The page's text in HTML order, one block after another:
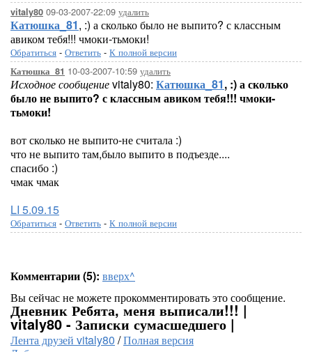
vitaly80 09-03-2007-22:09 удалить
Катюшка_81, :) а сколько было не выпито? с классным
авиком тебя!!! чмоки-тьмоки!
Обратиться - Ответить - К полной версии
Катюшка_81 10-03-2007-10:59 удалить
Исходное сообщениеvitaly80: Катюшка_81, :) а сколько
было не выпито? с классным авиком тебя!!! чмоки-
тьмоки!
вот сколько не выпито-не считала :)
что не выпито там,было выпито в подъезде....
спасибо :)
чмак чмак
LI 5.09.15
Обратиться - Ответить - К полной версии
Комментарии (5): вверх^
Вы сейчас не можете прокомментировать это сообщение.
Дневник Ребята, меня выписали!!! |
vitaly80 - Записки сумасшедшего |
Лента друзей vitaly80 /Полная версия